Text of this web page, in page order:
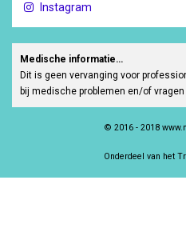
Instagram
Medische informatie…
Dit is geen vervanging voor
bij medische problemen en/of
© 2016 - 2018
Onderdeel van het